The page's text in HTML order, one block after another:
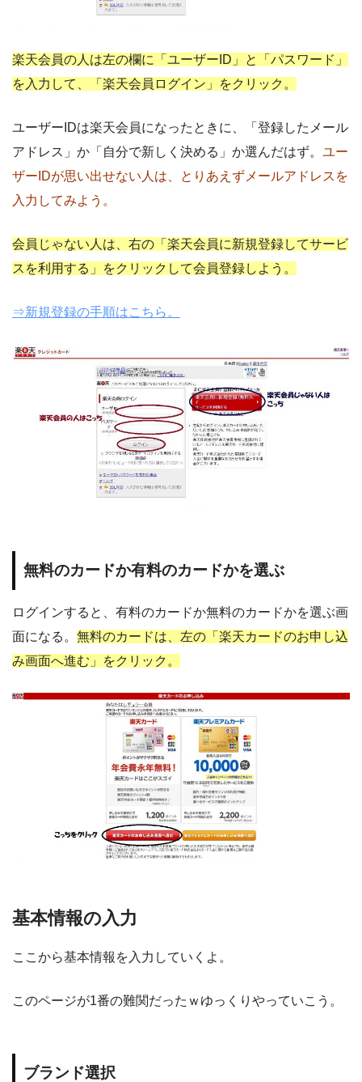
楽天会員の人は左の欄に「ユーザーID」と「パスワード」
を入力して、「楽天会員ログイン」をクリック。
ユーザーIDは楽天会員になったときに、「登録したメール
アドレス」か「自分で新しく決める」か選んだはず。 ユー
ザーIDが思い出せない人は、とりあえずメールアドレスを
入力してみよう。
会員じゃない人は、右の「楽天会員に新規登録してサービ
スを利用する」をクリックして会員登録しよう。
⇒新規登録の手順はこちら。
無料のカードか有料のカードかを選ぶ
ログインすると、有料のカードか無料のカードかを選ぶ画
面になる。 無料のカードは、左の「楽天カードのお申し込
み画面へ進む」をクリック。
基本情報の入力
ここから基本情報を入力していくよ。
このページが1番の難関だったｗゆっくりやっていこう。
ブランド選択